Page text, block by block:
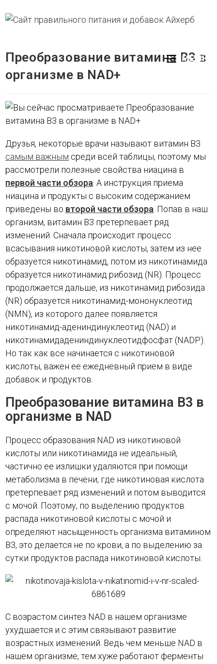
содержимому
МЕНЮ
Преобразование витамина В3 в
организме в NAD+
Друзья, некоторые врачи называют витамин В3
самым важным среди всей таблицы, поэтому мы
рассмотрели полезные свойства ниацина в
первой части обзора . А инструкция приема
ниацина и продукты с высоким содержанием
приведены во второй части обзора . Попав в наш
организм, витамин В3 претерпевает ряд
изменений. Сначала происходит процесс
всасывания никотиновой кислоты, затем из нее
образуется никотинамид, потом из никотинамида
образуется никотинамид рибозид (NR). Процесс
продолжается дальше, из никотинамид рибозида
(NR) образуется никотинамид-мононуклеотид
(NMN), из которого далее появляется
никотинамид-адениндинуклеотид (NAD) и
никотинамидадениндинуклеотидфосфат (NADP).
Но так как все начинается с никотиновой
кислоты, важен ее ежедневный прием в виде
добавок и продуктов.
Преобразование витамина В3 в
организме в NAD
Процесс образования NAD из никотиновой
кислоты или никотинамида не идеальный,
частично ее излишки удаляются при помощи
метаболизма в печени, где никотиновая кислота
претерпевает ряд изменений и потом выводится
с мочой. Поэтому, по выделению продуктов
распада никотиновой кислоты с мочой и
определяют насыщенность организма витамином
В3, это делается не по крови, а по выделению за
сутки продуктов распада никотиновой кислоты.
С возрастом синтез NAD в нашем организме
ухудшается и с этим связывают развитие
возрастных изменений. Ведь чем меньше NAD в
нашем организме, тем хуже работают ферменты